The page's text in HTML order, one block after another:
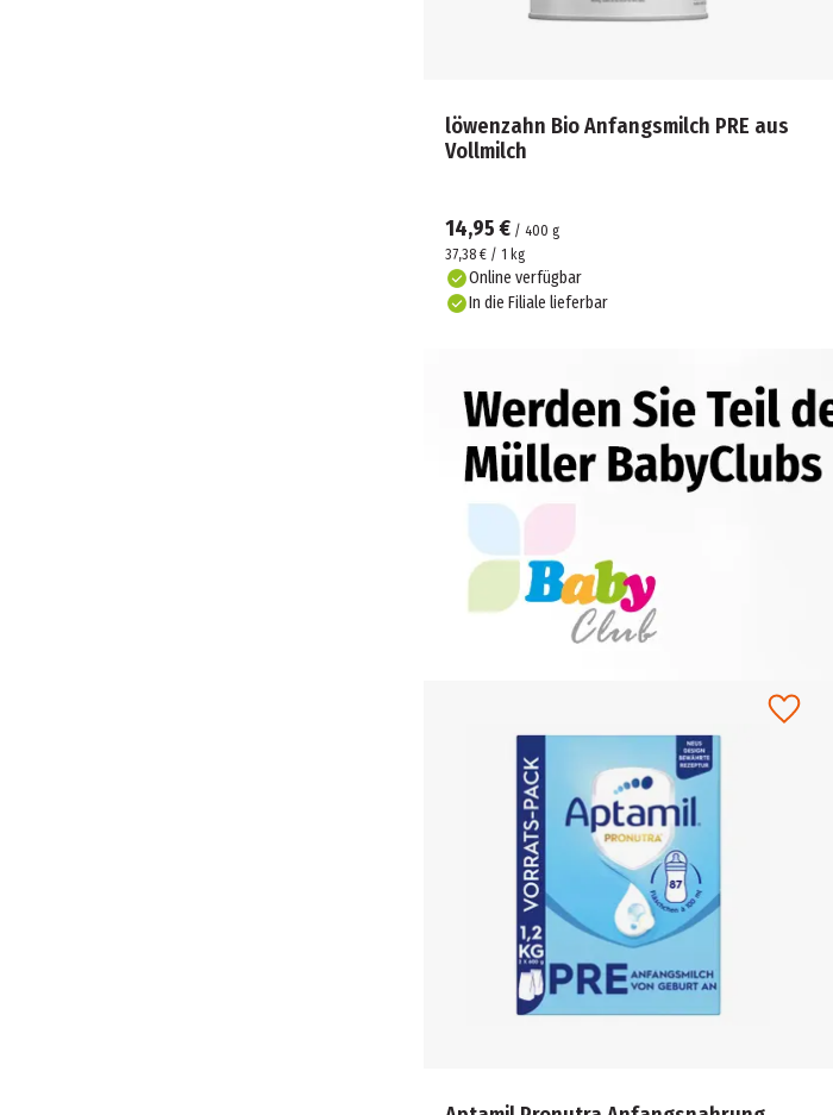
löwenzahn Bio Anfangsmilch PRE aus
Vollmilch
14,95 € / 400 g
37,38 € / 1 kg
Online verfügbar
In die Filiale lieferbar